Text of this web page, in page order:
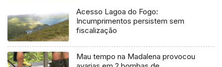
Acesso Lagoa do Fogo:
Incumprimentos persistem sem
fiscalização
Mau tempo na Madalena provocou